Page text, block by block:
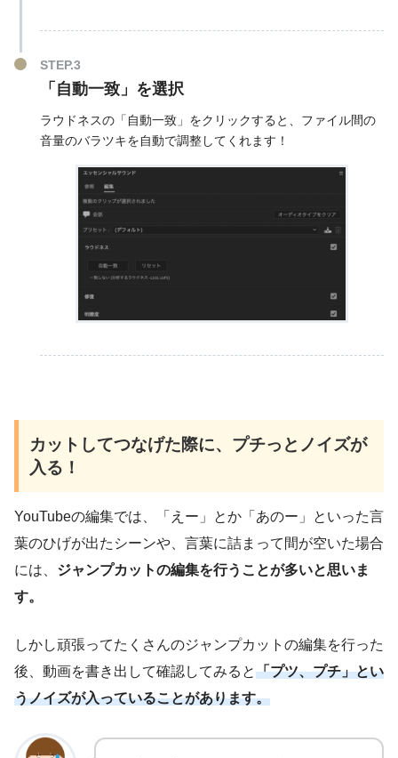
「自動一致」を選択
ラウドネスの「自動一致」をクリックすると、ファイル間の
音量のバラツキを自動で調整してくれます！
カットしてつなげた際に、プチっとノイズが
入る！
YouTubeの編集では、「えー」とか「あのー」といった言
葉のひげが出たシーンや、言葉に詰まって間が空いた場合
には、 ジャンプカットの編集を行うことが多いと思いま
す。
しかし頑張ってたくさんのジャンプカットの編集を行った
後、動画を書き出して確認してみると「プツ、プチ」とい
うノイズが入っていることがあります。